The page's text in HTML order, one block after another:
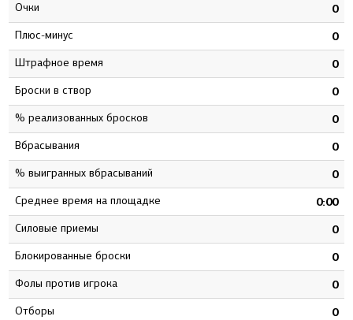
Очки 0
Плюс-минус 0
штрафное время 0
Броски в створ 0
% реализованных бросков 0
Вбрасывания 0
% выигранных вбрасываний 0
Среднее время на площадке 0:00
Силовые приемы 0
Блокированные броски 0
Фолы против игрока 0
Отборы 0